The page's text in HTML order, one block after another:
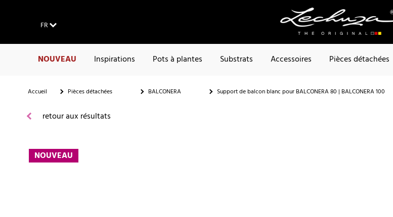
FR
NOUVEAU Inspirations Pots à plantes Substrats Accessoires Pièces détachées
Accueil Pièces détachées BALCONERA Support de balcon blanc pour BALCONERA 80 | BALCONERA 100
retour aux résultats
NOUVEAU